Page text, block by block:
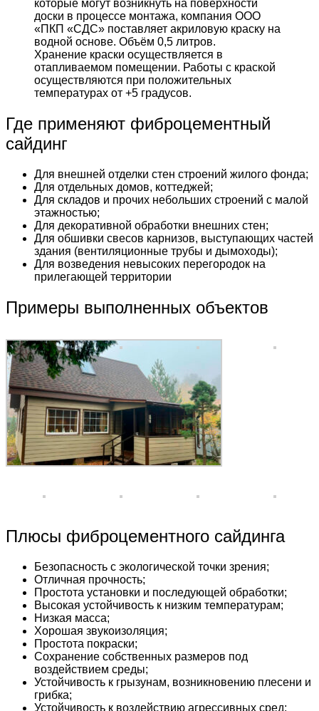
которые могут возникнуть на поверхности
доски в процессе монтажа, компания ООО
«ПКП «СДС» поставляет акриловую краску на
водной основе. Объём 0,5 литров.
Хранение краски осуществляется в
отапливаемом помещении. Работы с краской
осуществляются при положительных
температурах от +5 градусов.
Где применяют фиброцементный
сайдинг
Для внешней отделки стен строений жилого фонда;
Для отдельных домов, коттеджей;
Для складов и прочих небольших строений с малой
этажностью;
Для декоративной обработки внешних стен;
Для обшивки свесов карнизов, выступающих частей
здания (вентиляционные трубы и дымоходы);
Для возведения невысоких перегородок на
прилегающей территории
Примеры выполненных объектов
Плюсы фиброцементного сайдинга
Безопасность с экологической точки зрения;
Отличная прочность;
Простота установки и последующей обработки;
Высокая устойчивость к низким температурам;
Низкая масса;
Хорошая звукоизоляция;
Простота покраски;
Сохранение собственных размеров под
воздействием среды;
Устойчивость к грызунам, возникновению плесени и
грибка;
Устойчивость к воздействию агрессивных сред;